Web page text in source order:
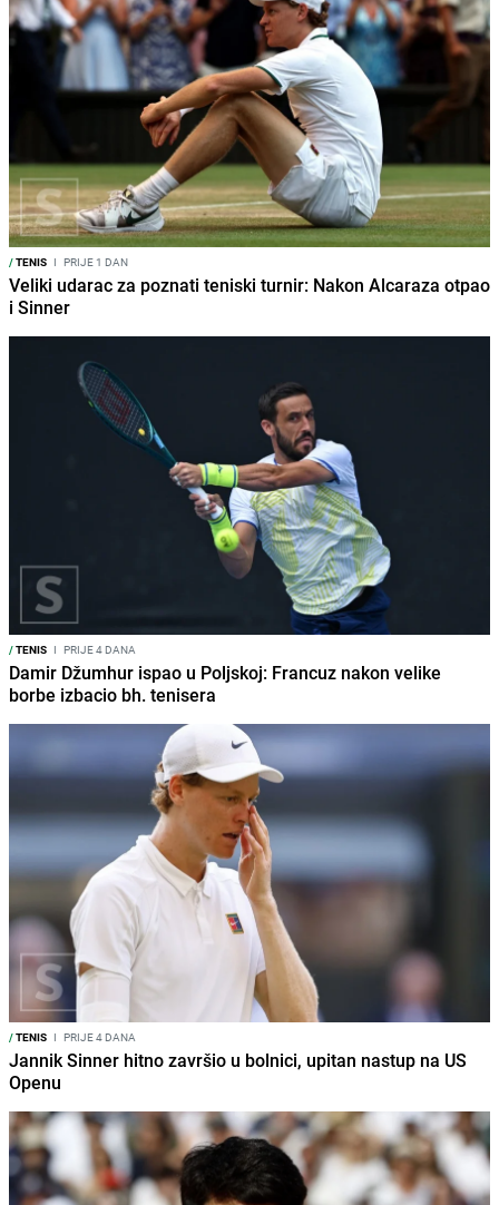
/TENIS I PRIJE 1 DAN
Veliki udarac za poznati teniski turnir: Nakon Alcaraza otpao
i Sinner
/TENIS I PRIJE 4 DANA
Damir Džumhur ispao u Poljskoj: Francuz nakon velike
borbe izbacio bh. tenisera
/TENIS I PRIJE 4 DANA
Jannik Sinner hitno završio u bolnici, upitan nastup na US
Openu